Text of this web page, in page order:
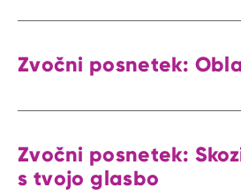
Zvočni posnetek:
Zvočni posnetek:
s tvojo glasbo